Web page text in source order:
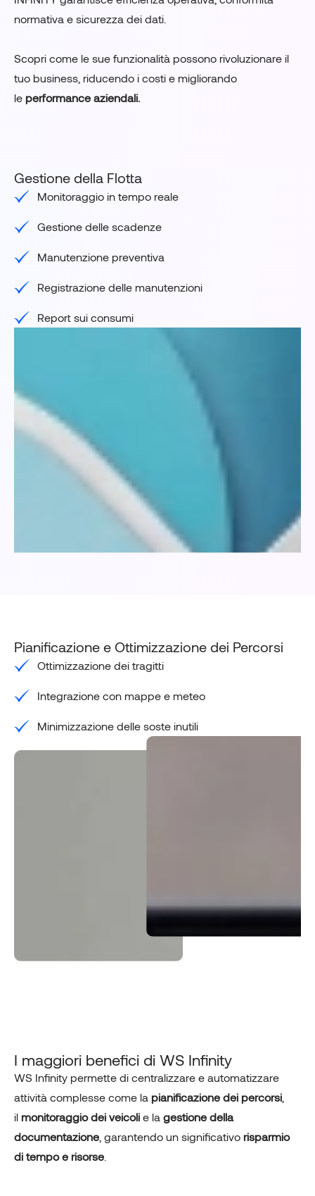
normativa e sicurezza dei dati.
Scopri come le sue funzionalità possono rivoluzionare il
tuo business, riducendo i costi e migliorando
le performance aziendali.
Gestione della Flotta
Monitoraggio in tempo reale
Gestione delle scadenze
Manutenzione preventiva
Registrazione delle manutenzioni
Report sui consumi
Pianificazione e Ottimizzazione dei Percorsi
Ottimizzazione dei tragitti
Integrazione con mappe e meteo
Minimizzazione delle soste inutili
I maggiori benefici di WS Infinity
WS Infinity permette di centralizzare e automatizzare
attività complesse come la pianificazione dei percorsi
il monitoraggio dei veicoli e la gestione della
documentazione , garantendo un significativo risparmio
di tempo e risorse